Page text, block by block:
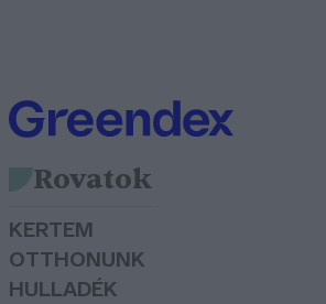
Rovatok
KERTEM
OTTHONUNK
HULLADÉK